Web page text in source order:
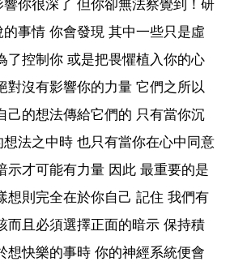
你很深了 但你卻無法察覺到！研
事情 你會發現 其中一些只是虛
了控制你 或是把畏懼植入你的心
對沒有影響你的力量 它們之所以
己的想法傳給它們的 只有當你沉
法之中時 也只有當你在心中同意
示才可能有力量 因此 最重要的是
想則完全在於你自己 記住 我們有
而且必須選擇正面的暗示 保持積
想快樂的事時 你的神經系統便會